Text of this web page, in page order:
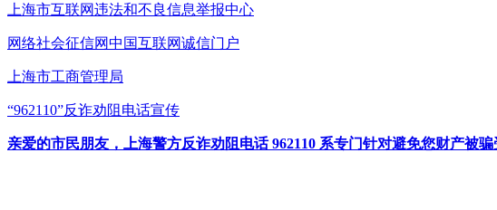
上海市互联网违法和不良信息举报中心
网络社会征信网中国互联网诚信门户
上海市工商管理局
“962110”反诈劝阻电话宣传
亲爱的市民朋友，上海警方反诈劝阻电话 962110 系专门针对避免您财产被